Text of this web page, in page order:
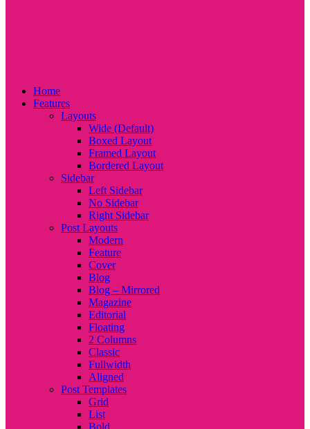
Home
Features
Layouts
Wide (Default)
Boxed Layout
Framed Layout
Bordered Layout
Sidebar
Left Sidebar
No Sidebar
Right Sidebar
Post Layouts
Modern
Feature
Cover
Blog
Blog – Mirrored
Magazine
Editorial
Floating
2 Columns
Classic
Fullwidth
Aligned
Post Templates
Grid
List
Bold